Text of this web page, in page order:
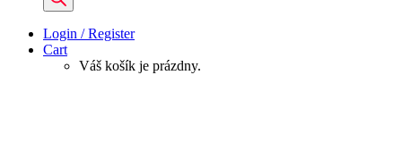
Login / Register
Cart
Váš košík je prázdny.